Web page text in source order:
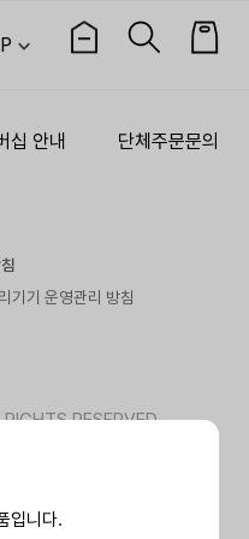
입니다.
십 안내 단체주문문의
기기 운영관리 방침
RESERVED